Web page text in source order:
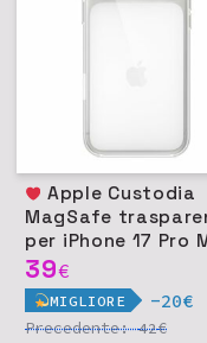
Apple Custodia
MagSafe
per iPhone 17 Pro
39€
MIGLIORE -20€
Precedente:42€